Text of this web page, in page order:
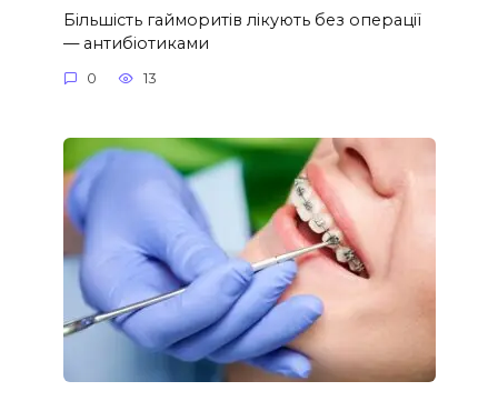
Більшість гайморитів лікують без операції
— антибіотиками
0 13